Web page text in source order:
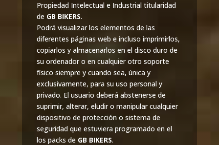
Propiedad Intelectual e Industrial titularidad
de GB BIKERS.
Podrá visualizar los elementos de las
diferentes páginas web e incluso imprimirlos,
copiarlos y almacenarlos en el disco duro de
su ordenador o en cualquier otro soporte
físico siempre y cuando sea, única y
exclusivamente, para su uso personal y
privado. El usuario deberá abstenerse de
suprimir, alterar, eludir o manipular cualquier
dispositivo de protección o sistema de
seguridad que estuviera programado en el
los packs de GB BIKERS.